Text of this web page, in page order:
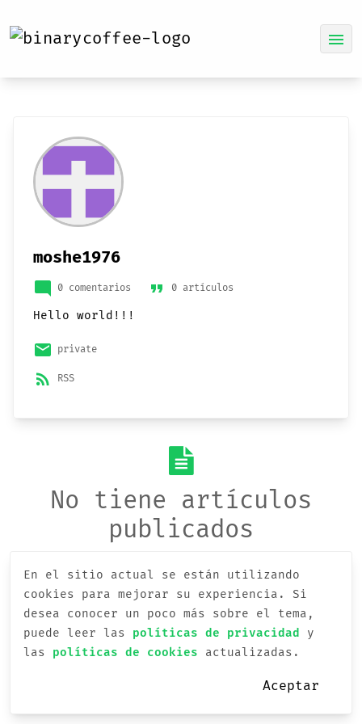
menu
moshe1976
mode_comment 0 comentarios format_quote 0 artículos
Hello world!!!
email private
rss_feed RSS
No tiene artículos
publicados
En el sitio actual se están utilizando
cookies para mejorar su experiencia.
Si
desea conocer un poco más sobre el tema,
puede leer las políticas de privacidad
y
las políticas de cookies actualizadas.
Aceptar